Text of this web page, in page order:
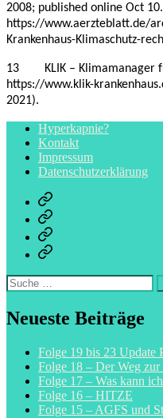
2008; published online Oct 10.
https://www.aerzteblatt.de/
Krankenhaus-Klimaschutz-
13 KLIK – Klimamanager
https://www.klik-
2021).
Hyperkapnie?
Kontakt
Impressum
Datenschutzerklärung
Podcast
Skripte
Zum
Weiterlesen
Zum
Podcast
Veröffentlichungen
Suche
nach:
Neueste Beiträge
Folge 19 bis 23 Update
Folge 18 – Der Weg zur
Folge 17 – Was kann
Folge 16 – HITZE
Folge 15 – AGFS und